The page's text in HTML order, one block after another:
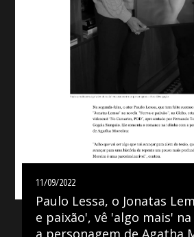
11/09/2022
Paulo Lessa, o Jonatas
e paixão', vê 'algo mais'
a personagem de Agatha